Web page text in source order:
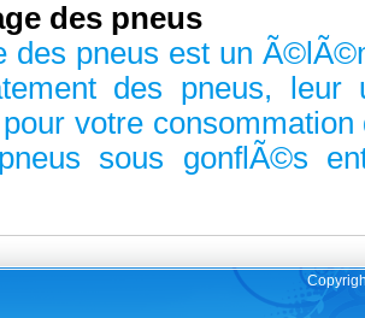
des pneus
des pneus est un
des pneus,
votre
sous gonflÃ©s